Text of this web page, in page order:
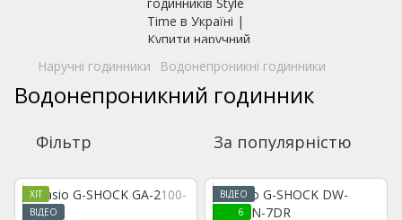
Наручні годинники Водонепроникні годинники
Водонепроникний годинник
Фільтр За популярністю
ХІТ
ВІДЕО
ВІДЕО
6